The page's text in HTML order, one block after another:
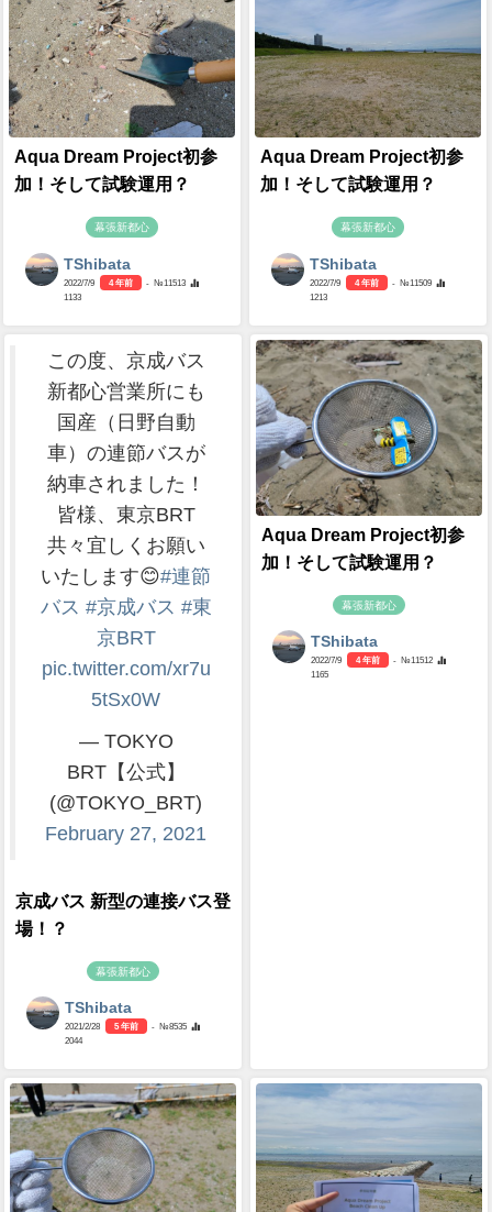
Aqua Dream Project初参
加！そして試験運用？
幕張新都心
TShibata
2022/7/9 4 年前
- №11513
1133
Aqua Dream Project初参
加！そして試験運用？
幕張新都心
TShibata
2022/7/9 4 年前
- №11509
1213
この度、京成バス
新都心営業所にも
国産（日野自動
車）の連節バスが
納車されました！
皆様、東京BRT
共々宜しくお願い
いたします😊#連節
バス #京成バス #東
京BRT
pic.twitter.com/xr7u
5tSx0W
— TOKYO
BRT【公式】
(@TOKYO_BRT)
February 27, 2021
京成バス 新型の連接バス登
場！？
幕張新都心
TShibata
2021/2/28 5 年前
- №8535
2044
Aqua Dream Project初参
加！そして試験運用？
幕張新都心
TShibata
2022/7/9 4 年前
- №11512
1165